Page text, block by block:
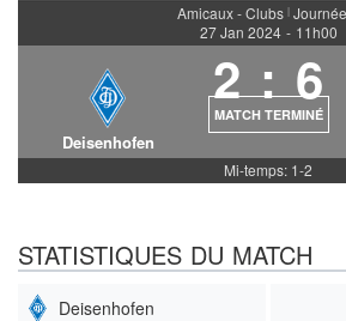
Amicaux - Clubs |
27 Jan 2024 - 11h00
Deisenhofen
2 : 6
MATCH TERMINÉ
Mi-temps: 1-2
STATISTIQUES DU MATCH
Deisenhofen